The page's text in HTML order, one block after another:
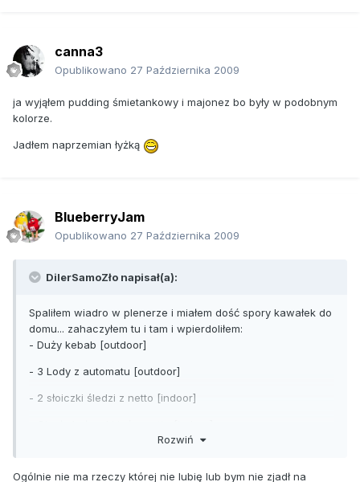
canna3
Opublikowano 27 Października 2009
ja wyjąłem pudding śmietankowy i majonez bo były w podobnym
kolorze.
Jadłem naprzemian łyżką
BlueberryJam
Opublikowano 27 Października 2009
DilerSamoZło napisał(a):
Spaliłem wiadro w plenerze i miałem dość spory kawałek do
domu... zahaczyłem tu i tam i wpierdoliłem:
- Duży kebab [outdoor]
- 3 Lody z automatu [outdoor]
- 2 słoiczki śledzi z netto [indoor]
Poszedłem przed pc pograć w soldat jeszcze z gorącym
Rozwiń
Ogólnie nie ma rzeczy której nie lubię lub bym nie zjadł na